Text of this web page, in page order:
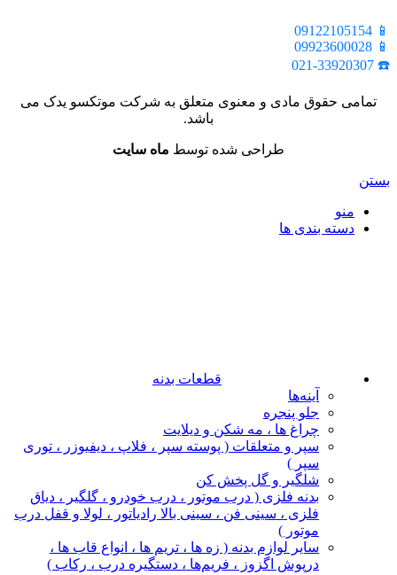
📱 09122105154
📱 09923600028
☎️ 021-33920307
تمامی حقوق مادی و معنوی متعلق به شرکت موتکسو یدک می
باشد.
طراحی شده توسط ماه سایت
بستن
منو
دسته بندی ها
قطعات بدنه
آینه‌ها
جلو پنجره
چراغ‌ ها ، مه‌ شکن و دیلایت
سپر و متعلقات ( پوسته سپر ، فلاپ ، دیفیوزر ، توری
سپر )
شلگیر و گل‌ پخش‌ کن
بدنه فلزی ( درب موتور ، درب خودرو ، گلگیر ، دیاق
فلزی ، سینی فن ، سینی بالا رادیاتور ، لولا و قفل درب
موتور )
سایر لوازم بدنه ( زه ها ، تریم ها ، انواع قاب ها ،
درپوش اگزوز ، فریم‌ها ، دستگیره درب ، رکاب )